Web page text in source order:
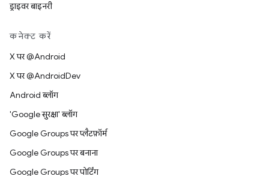
ड्राइवर बाइनरी
कनेक्ट करें
X पर @Android
X पर @AndroidDev
Android ब्लॉग
'Google सुरक्षा' ब्लॉग
Google Groups पर प्लैटफ़ॉर्म
Google Groups पर बनाना
Google Groups पर पोर्टिंग